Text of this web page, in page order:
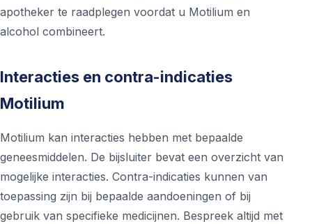
apotheker te raadplegen voordat u Motilium en
alcohol combineert.
Interacties en contra-indicaties
Motilium
Motilium kan interacties hebben met bepaalde
geneesmiddelen. De bijsluiter bevat een overzicht van
mogelijke interacties. Contra-indicaties kunnen van
toepassing zijn bij bepaalde aandoeningen of bij
gebruik van specifieke medicijnen. Bespreek altijd met